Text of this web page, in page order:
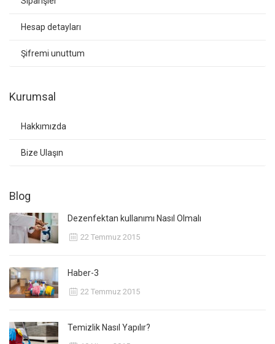
Hesap detayları
Şifremi unuttum
Kurumsal
Hakkımızda
Bize Ulaşın
Blog
Dezenfektan kullanımı Nasıl Olmalı
22 Temmuz 2015
Haber-3
22 Temmuz 2015
Temizlik Nasıl Yapılır?